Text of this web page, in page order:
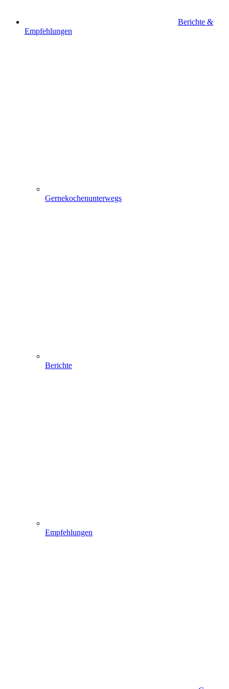
Berichte &
Empfehlungen
Gernekochenunterwegs
Berichte
Empfehlungen